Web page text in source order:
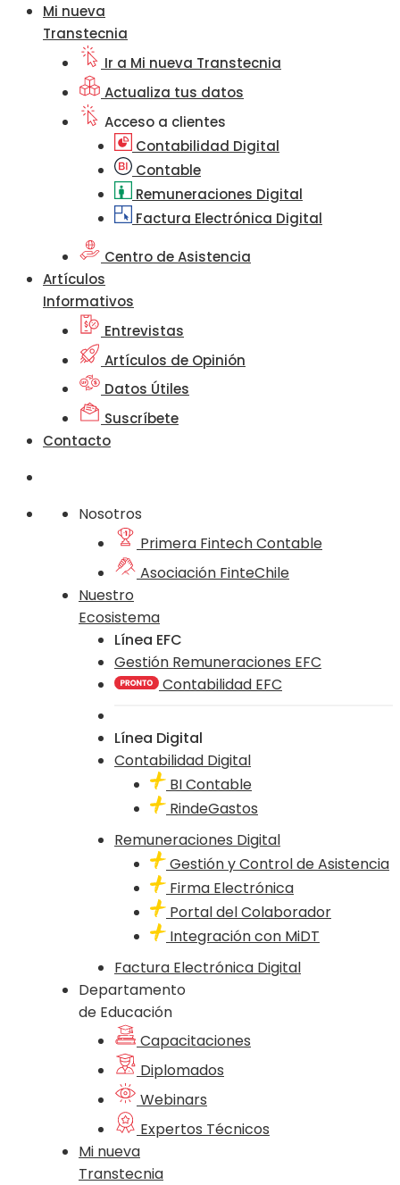
Mi nueva
Transtecnia
Ir a Mi nueva Transtecnia
Actualiza tus datos
Acceso a clientes
Contabilidad Digital
Contable
Remuneraciones Digital
Factura Electrónica Digital
Centro de Asistencia
Artículos
Informativos
Entrevistas
Artículos de Opinión
Datos Útiles
Suscríbete
Contacto
Nosotros
Primera Fintech Contable
Asociación FinteChile
Nuestro
Ecosistema
Línea EFC
Gestión Remuneraciones EFC
Contabilidad EFC
Línea Digital
Contabilidad Digital
BI Contable
RindeGastos
Remuneraciones Digital
Gestión y Control de Asistencia
Firma Electrónica
Portal del Colaborador
Integración con MiDT
Factura Electrónica Digital
Departamento
de Educación
Capacitaciones
Diplomados
Webinars
Expertos Técnicos
Mi nueva
Transtecnia